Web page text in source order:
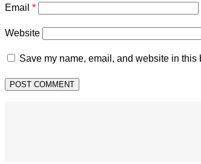
Email *
Website
Save my name, email, and website in this